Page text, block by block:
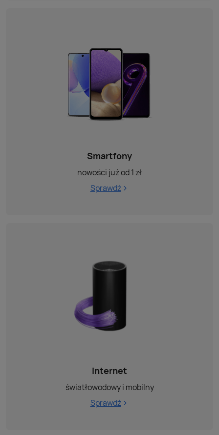
Smartfony
nowości już od 1 zł
Sprawdź
Internet
światłowodowy i mobilny
Sprawdź